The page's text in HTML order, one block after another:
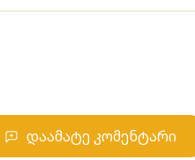
დაამატე კომენტარი